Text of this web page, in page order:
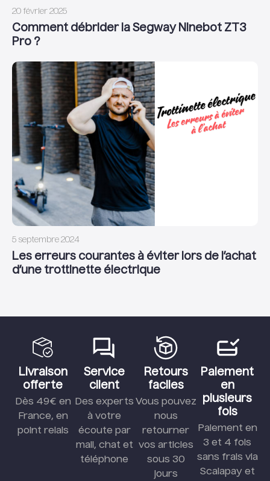
20 février 2025
Comment débrider la Segway Ninebot ZT3
Pro ?
5 septembre 2024
Les erreurs courantes à éviter lors de l’achat
d’une trottinette électrique
Livraison
offerte
Dès 49€ en
France, en
point relais
Service
client
Des experts
à votre
écoute par
mail, chat et
téléphone
Retours
faciles
Vous pouvez
nous
retourner
vos articles
sous 30
jours
Paiement
en
plusieurs
fois
Paiement en
3 et 4 fois
sans frais via
Scalapay et